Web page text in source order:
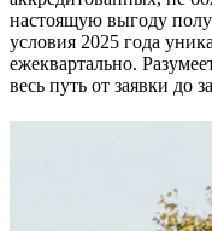
настоящую выгоду
условия 2025 года
ежеквартально.
весь путь от заявки до